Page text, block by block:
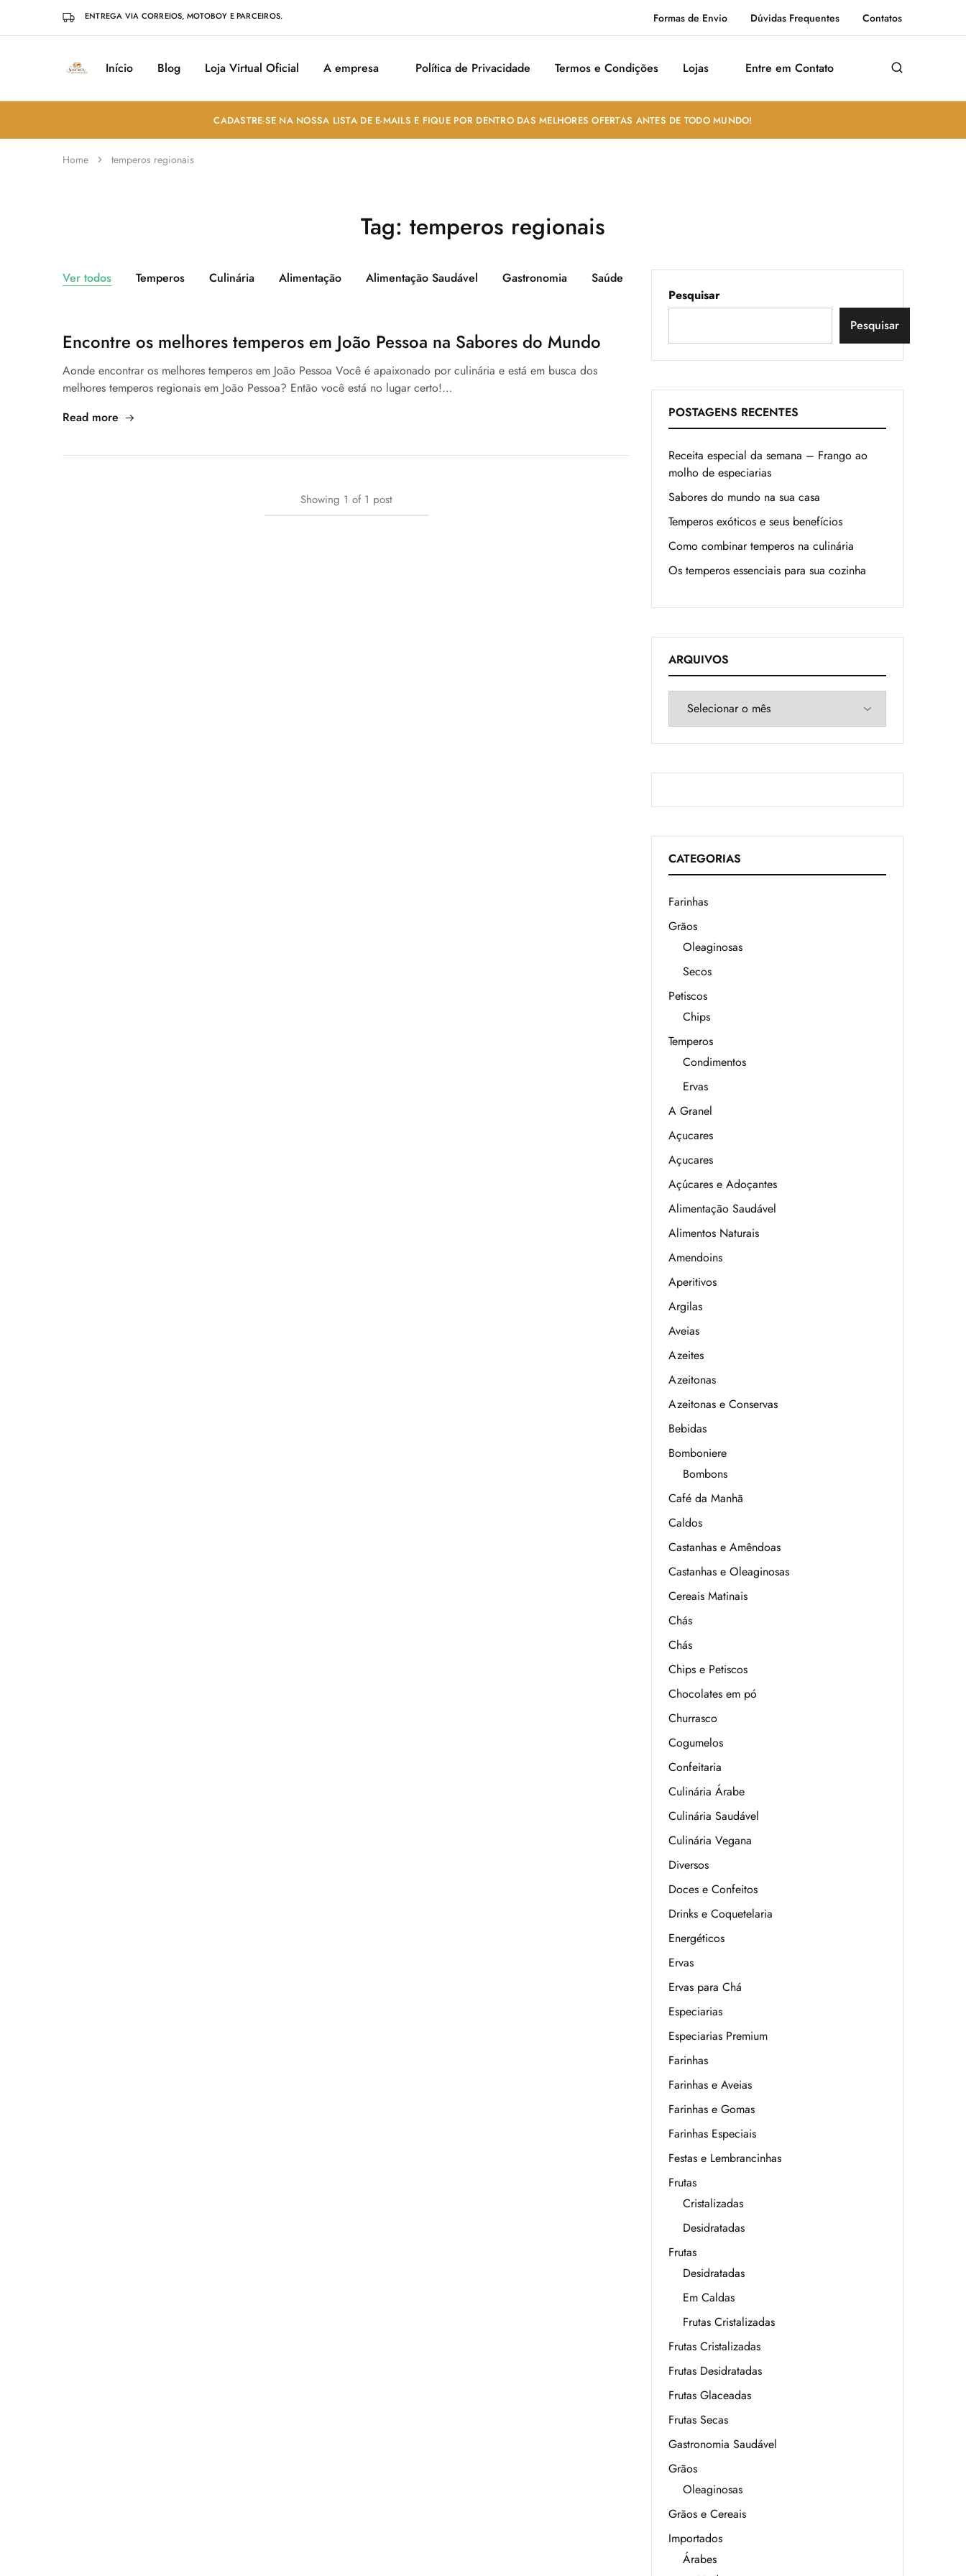
ENTREGA VIA CORREIOS, MOTOBOY E PARCEIROS. Formas de Envio Dúvidas Frequentes Contatos
Sabores
Sua
Temperos
em
João
Pessoa
Início Blog Loja Virtual Oficial A empresa Política de Privacidade Termos e Condições Lojas Entre em Contato
CADASTRE-SE NA NOSSA LISTA DE E-MAILS E FIQUE POR DENTRO DAS MELHORES OFERTAS ANTES DE TODO MUNDO!
Home temperos regionais
Tag: temperos regionais
Ver todos Temperos Culinária Alimentação Alimentação Saudável Gastronomia Saúde
Encontre os melhores temperos em João Pessoa na Sabores do Mundo
Aonde encontrar os melhores temperos em João Pessoa Você é apaixonado por culinária e está em busca dos
melhores temperos regionais em João Pessoa? Então você está no lugar certo!…
Read more
Showing 1 of 1 post
Pesquisar
Pesquisar
POSTAGENS RECENTES
Receita especial da semana – Frango ao
molho de especiarias
Sabores do mundo na sua casa
Temperos exóticos e seus benefícios
Como combinar temperos na culinária
Os temperos essenciais para sua cozinha
ARQUIVOS
CATEGORIAS
Farinhas
Grãos
Oleaginosas
Secos
Petiscos
Chips
Temperos
Condimentos
Ervas
A Granel
Açucares
Açucares
Açúcares e Adoçantes
Alimentação Saudável
Alimentos Naturais
Amendoins
Aperitivos
Argilas
Aveias
Azeites
Azeitonas
Azeitonas e Conservas
Bebidas
Bomboniere
Bombons
Café da Manhã
Caldos
Castanhas e Amêndoas
Castanhas e Oleaginosas
Cereais Matinais
Chás
Chás
Chips e Petiscos
Chocolates em pó
Churrasco
Cogumelos
Confeitaria
Culinária Árabe
Culinária Saudável
Culinária Vegana
Diversos
Doces e Confeitos
Drinks e Coquetelaria
Energéticos
Ervas
Ervas para Chá
Especiarias
Especiarias Premium
Farinhas
Farinhas e Aveias
Farinhas e Gomas
Farinhas Especiais
Festas e Lembrancinhas
Frutas
Cristalizadas
Desidratadas
Frutas
Desidratadas
Em Caldas
Frutas Cristalizadas
Frutas Cristalizadas
Frutas Desidratadas
Frutas Glaceadas
Frutas Secas
Gastronomia Saudável
Grãos
Oleaginosas
Grãos e Cereais
Importados
Árabes